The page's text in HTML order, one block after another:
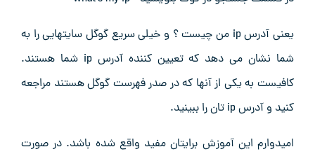
یعنی آدرس ip من چیست ؟ و خیلی سریع گوگل سایتهایی را به
شما نشان می دهد که تعیین کننده آدرس ip شما هستند.
کافیست به یکی از آنها که در صدر فهرست گوگل هستند مراجعه
کنید و آدرس ip تان را ببینید.
امیدوارم این آموزش برایتان مفید واقع شده باشد. در صورت